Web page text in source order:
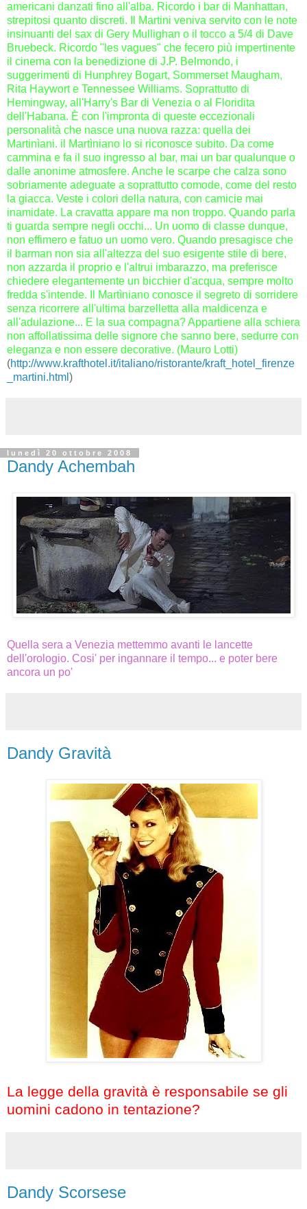
americani danzati fino all'alba. Ricordo i bar di Manhattan,
strepitosi quanto discreti. Il Martini veniva servito con le note
insinuanti del sax di Gery Mullighan o il tocco a 5/4 di Dave
Bruebeck. Ricordo "les vagues" che fecero più impertinente
il cinema con la benedizione di J.P. Belmondo, i
suggerimenti di Hunphrey Bogart, Sommerset Maugham,
Rita Haywort e Tennessee Williams. Soprattutto di
Hemingway, all'Harry's Bar di Venezia o al Floridita
dell'Habana. È con l'impronta di queste eccezionali
personalità che nasce una nuova razza: quella dei
Martinìani. il Martìniano lo si riconosce subito. Da come
cammina e fa il suo ingresso al bar, mai un bar qualunque o
dalle anonime atmosfere. Anche le scarpe che calza sono
sobriamente adeguate a soprattutto comode, come del resto
la giacca. Veste i colori della natura, con camicie mai
inamidate. La cravatta appare ma non troppo. Quando parla
ti guarda sempre negli occhi... Un uomo di classe dunque,
non effimero e fatuo un uomo vero. Quando presagisce che
il barman non sia all'altezza del suo esigente stile di bere,
non azzarda il proprio e l'altrui imbarazzo, ma preferisce
chiedere elegantemente un bicchier d'acqua, sempre molto
fredda s'intende.
Il Martìniano conosce il segreto di sorridere
senza ricorrere all'ultima barzelletta alla maldicenza e
all'adulazione... E la sua compagna? Appartiene alla schiera
non affollatissima delle signore che sanno bere, sedurre con
eleganza e non essere decorative. (Mauro Lotti)
(http://www.krafthotel.it/italiano/ristorante/kraft_hotel_firenze
_martini.html )
lunedì 20 ottobre 2008
Dandy Achembah
Quella sera a Venezia mettemmo avanti le lancette
dell'orologio. Cosi' per ingannare il tempo... e poter bere
ancora un po'
Dandy Gravità
La legge della gravità è responsabile se gli
uomini cadono in tentazione?
Dandy Scorsese